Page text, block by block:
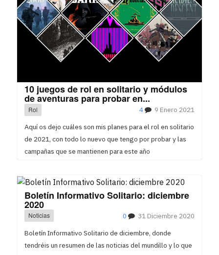
10 juegos de rol en solitario y módulos
de aventuras para probar en...
Rol 9 Enero 2021
4
Aquí os dejo cuáles son mis planes para el rol en solitario
de 2021, con todo lo nuevo que tengo por probar y las
campañas que se mantienen para este año
Boletín Informativo Solitario: diciembre
2020
Noticias 31 Diciembre 2020
0
Boletín Informativo Solitario de diciembre, donde
tendréis un resumen de las noticias del mundillo y lo que